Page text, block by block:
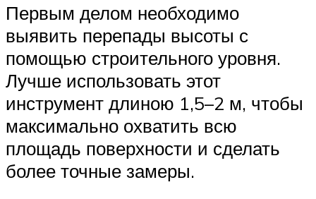
Первым делом необходимо
выявить перепады высоты с
помощью строительного уровня.
Лучше использовать этот
инструмент длиною 1,5–2 м, чтобы
максимально охватить всю
площадь поверхности и сделать
более точные замеры.